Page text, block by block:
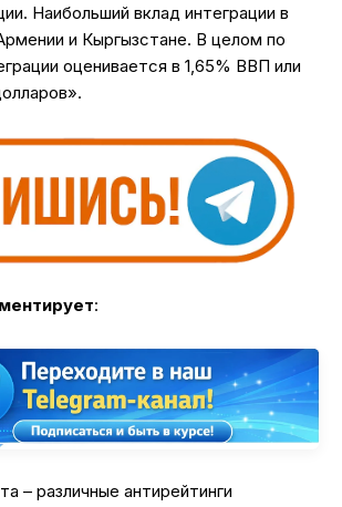
Наибольший вклад интеграции в
и Кыргызстане. В целом по
оценивается в 1,65% ВВП или
:
– различные антирейтинги